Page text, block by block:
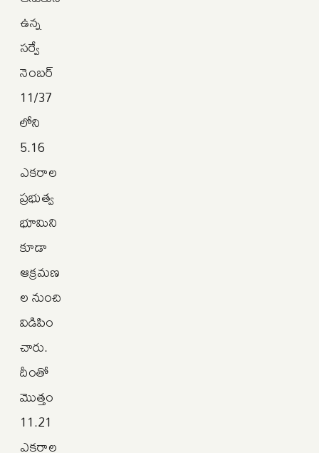
ఉన్న
సర్వే
నెంబర్‌
11/37
లోని
5.16
ఎకరాల
ప్రభుత్వ
భూమిని
కూడా
ఆక్రమణ
ల నుంచి
విడిపిం
చారు.
దీంతో
మొత్తం
11.21
ఎకరాల